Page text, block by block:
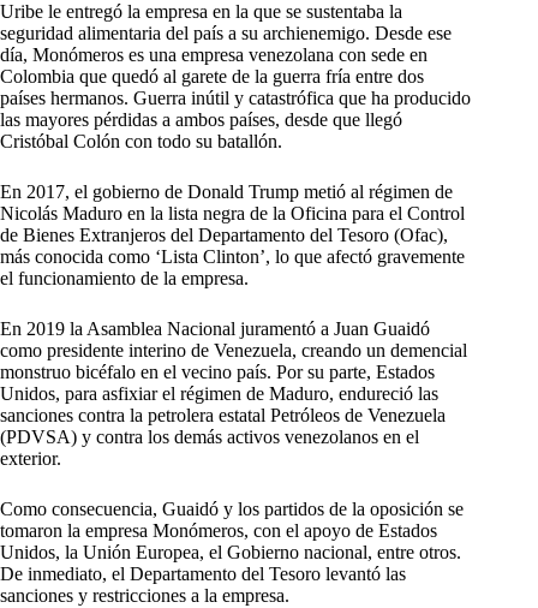
Uribe le entregó la empresa en la que se sustentaba la
seguridad alimentaria del país a su archienemigo. Desde ese
día, Monómeros es una empresa venezolana con sede en
Colombia que quedó al garete de la guerra fría entre dos
países hermanos. Guerra inútil y catastrófica que ha producido
las mayores pérdidas a ambos países, desde que llegó
Cristóbal Colón con todo su batallón.
En 2017, el gobierno de Donald Trump metió al régimen de
Nicolás Maduro en la lista negra de la Oficina para el Control
de Bienes Extranjeros del Departamento del Tesoro (Ofac),
más conocida como ‘Lista Clinton’, lo que afectó gravemente
el funcionamiento de la empresa.
En 2019 la Asamblea Nacional juramentó a Juan Guaidó
como presidente interino de Venezuela, creando un demencial
monstruo bicéfalo en el vecino país. Por su parte, Estados
Unidos, para asfixiar el régimen de Maduro, endureció las
sanciones contra la petrolera estatal Petróleos de Venezuela
(PDVSA) y contra los demás activos venezolanos en el
exterior.
Como consecuencia, Guaidó y los partidos de la oposición se
tomaron la empresa Monómeros, con el apoyo de Estados
Unidos, la Unión Europea, el Gobierno nacional, entre otros.
De inmediato, el Departamento del Tesoro levantó las
sanciones y restricciones a la empresa.